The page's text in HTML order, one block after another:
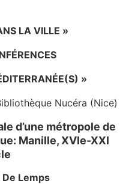
LA VILLE »
»
Nucéra (Nice)
d’une métropole de
Manille, XVIe-XXI
Lemps